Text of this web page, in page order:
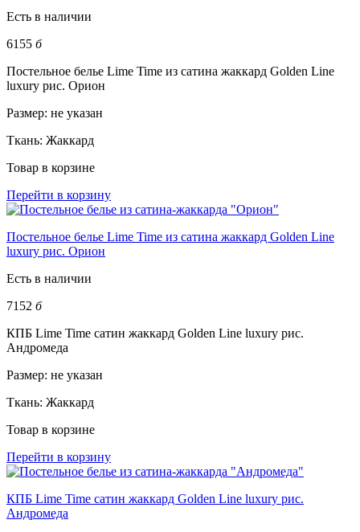
Есть в наличии
6155 б
Постельное белье Lime Time из сатина жаккард Golden Line
luxury рис. Орион
Размер: не указан
Ткань: Жаккард
Товар в корзине
Перейти в корзину
Постельное белье Lime Time из сатина жаккард Golden Line
luxury рис. Орион
Есть в наличии
7152 б
КПБ Lime Time сатин жаккард Golden Line luxury рис.
Андромеда
Размер: не указан
Ткань: Жаккард
Товар в корзине
Перейти в корзину
КПБ Lime Time сатин жаккард Golden Line luxury рис.
Андромеда